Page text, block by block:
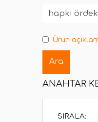
Ürün
ANAHTAR
SIRALA: